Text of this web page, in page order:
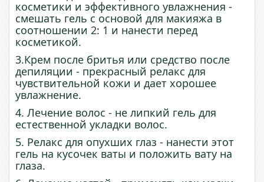
косметики и эффективного увлажнения -
смешать гель с основой для макияжа в
соотношении 2: 1 и нанести перед
косметикой.
3.Крем после бритья или средство после
депиляции - прекрасный релакс для
чувствительной кожи и дает хорошее
увлажнение.
4. Лечение волос - не липкий гель для
естественной укладки волос.
5. Релакс для опухших глаз - нанести этот
гель на кусочек ваты и положить вату на
глаза.